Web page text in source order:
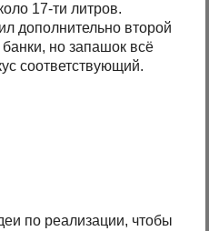
17-ти литров.
дополнительно второй
но запашок всё
соответствующий.
по реализации, чтобы